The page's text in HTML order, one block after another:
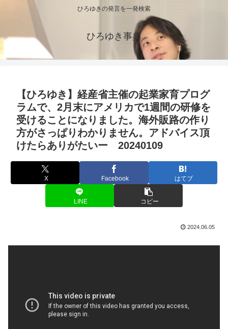
ひろゆきの発言を一発検索
ひろゆき事典
【ひろゆき】経産省主催の起業家育プログ
ラムで、2月末にアメリカで1週間の研修を
受けることになりました。海外販路の作り
方がさっぱりわかりません。アドバイス頂
けたらありがたいー 20240109
X Facebook はてブ
LINE コピー
2024.06.05